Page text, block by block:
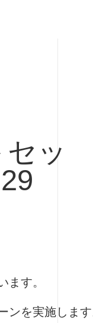
ッ
す。
を実施します